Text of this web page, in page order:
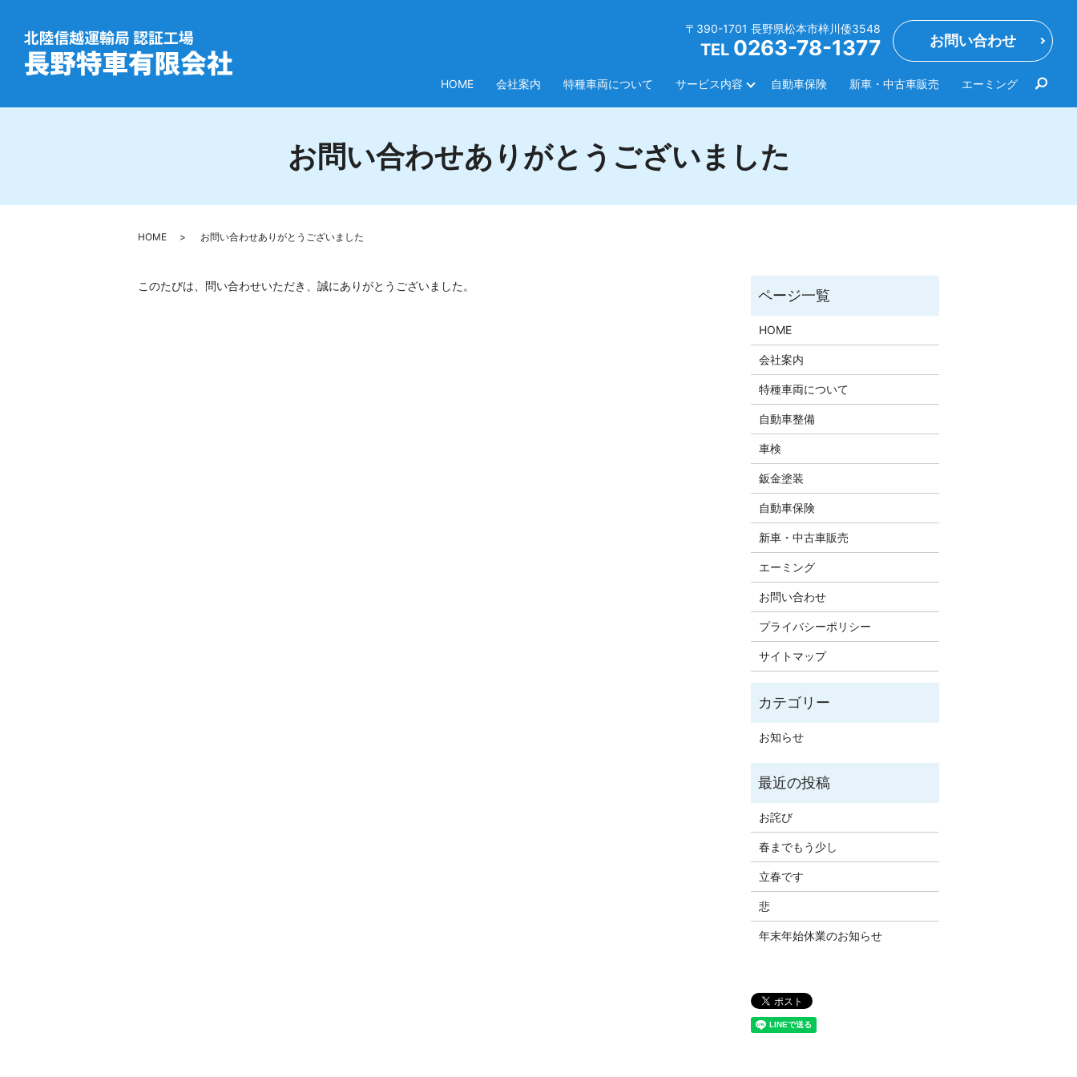
〒390-1701 長野県松本市梓川倭3548
TEL 0263-78-1377 お問い合わせ
HOME 会社案内 特種車両について サービス内容 自動車保険 新車・中古車販売 エーミング
お問い合わせありがとうございました
HOME お問い合わせありがとうございました
このたびは、問い合わせいただき、誠にありがとうございました。
HOME
会社案内
特種車両について
自動車整備
車検
鈑金塗装
自動車保険
新車・中古車販売
エーミング
お問い合わせ
プライバシーポリシー
サイトマップ
お知らせ
お詫び
春までもう少し
立春です
悲
年末年始休業のお知らせ